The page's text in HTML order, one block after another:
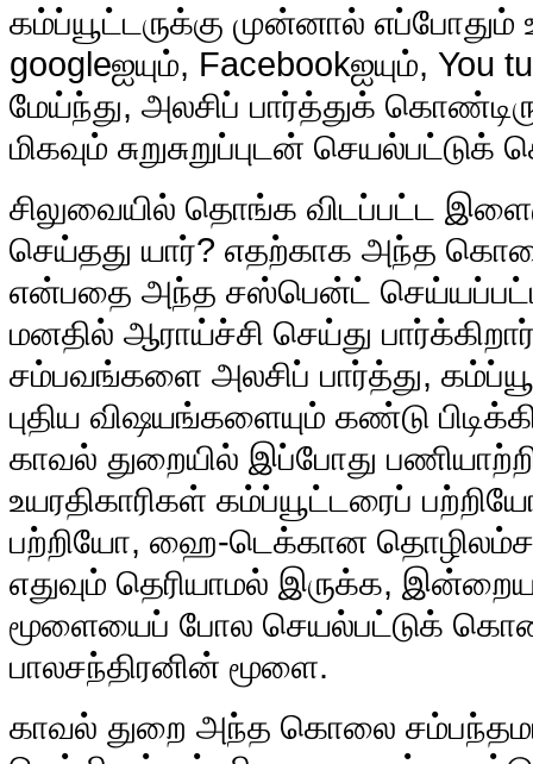
கம்ப்யூட்டருக்கு முன்னால்
googleஐயும், Facebookஐயும், You
மேய்ந்து, அலசிப் பார்த்துக்
மிகவும் சுறுசுறுப்புடன்
சிலுவையில் தொங்க விடப்பட்ட
செய்தது யார்? எதற்காக அந்த
என்பதை அந்த சஸ்பென்ட்
மனதில் ஆராய்ச்சி செய்து
சம்பவங்களை அலசிப் பார்த்து,
புதிய விஷயங்களையும் கண்டு
காவல் துறையில் இப்போது
உயரதிகாரிகள் கம்ப்யூட்டரைப்
பற்றியோ, ஹை-டெக்கான
எதுவும் தெரியாமல் இருக்க,
மூளையைப் போல செயல்பட்டுக்
பாலசந்திரனின் மூளை.
காவல் துறை அந்த கொலை